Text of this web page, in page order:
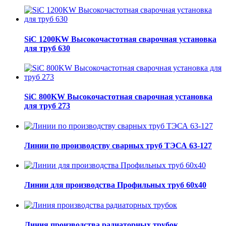
SiC 1200KW Высокочастотная сварочная установка
для труб 630
SiC 800KW Высокочастотная сварочная установка
для труб 273
Линии по производству сварных труб ТЭСА 63-127
Линии для производства Профильных труб 60х40